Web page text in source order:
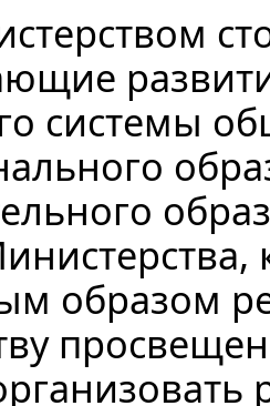
системы
образом